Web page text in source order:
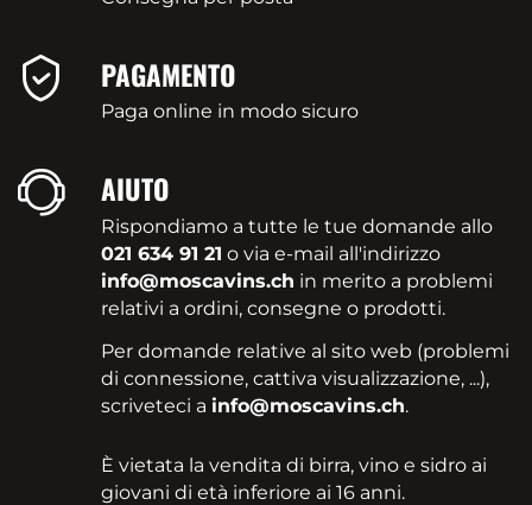
PAGAMENTO
Paga online in modo sicuro
AIUTO
Rispondiamo a tutte le tue domande allo
021 634 91 21 o via e-mail all'indirizzo
info@moscavins.ch in merito a problemi
relativi a ordini, consegne o prodotti.
Per domande relative al sito web (problemi
di connessione, cattiva visualizzazione, ...),
scriveteci a info@moscavins.ch.
È vietata la vendita di birra, vino e sidro ai
giovani di età inferiore ai 16 anni.